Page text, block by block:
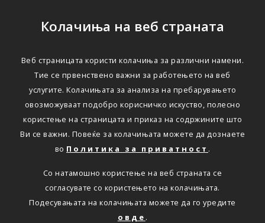
Колачиња на веб страната
Веб страницата користи колачиња за различни намени.
Тие се првенствено важни за работењето на веб
услугите. Колачињата за анализа на пребарувањето
овозможуваат подобро корисничко искуство, полесно
користење на страницата и приказ на содржините што
Ви се важни. Повеќе за колачињата можете да дознаете
во Политика за приватност .
Со натамошно користење на веб страната се
согласувате со користењето на колачињата.
Подесувањата на колачињата можете да го уредите
овде .